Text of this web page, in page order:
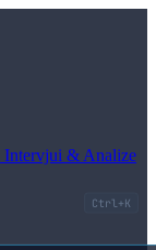
Intervjui & Analize
Ctrl+K